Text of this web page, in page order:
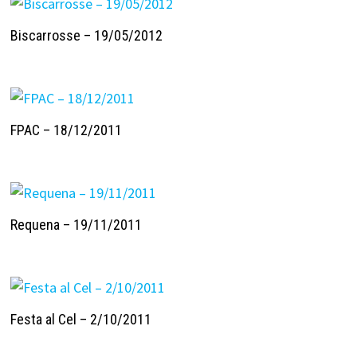
Biscarrosse – 19/05/2012
FPAC – 18/12/2011
Requena – 19/11/2011
Festa al Cel – 2/10/2011